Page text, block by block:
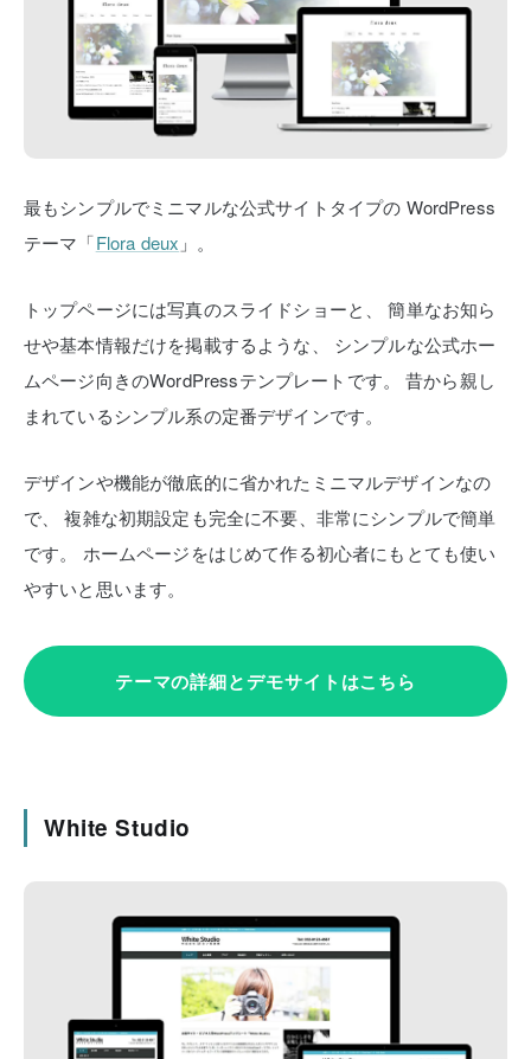
最もシンプルでミニマルな公式サイトタイプの WordPress
テーマ「Flora deux 」。
トップページには写真のスライドショーと、
簡単なお知ら
せや基本情報だけを掲載するような、
シンプルな公式ホー
ムページ向きのWordPressテンプレートです。
昔から親し
まれているシンプル系の定番デザインです。
デザインや機能が徹底的に省かれたミニマルデザインなの
で、
複雑な初期設定も完全に不要、非常にシンプルで簡単
です。
ホームページをはじめて作る初心者にもとても使い
やすいと思います。
テーマの詳細とデモサイトはこちら
White Studio